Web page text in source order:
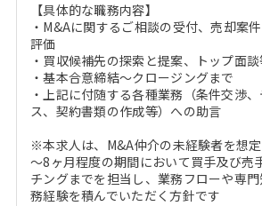
【具体的な職務内容】
・M&Aに関するご相談の受付、売却案
評価
・買収候補先の探索と提案、トップ面
・基本合意締結～クロージングまで
・上記に付随する各種業務（条件交渉
ス、契約書類の作成等）への助言
※本求人は、M&A仲介の未経験者を想
～8ヶ月程度の期間において買手及び売
チングまでを担当し、業務フローや専
務経験を積んでいただく方針です